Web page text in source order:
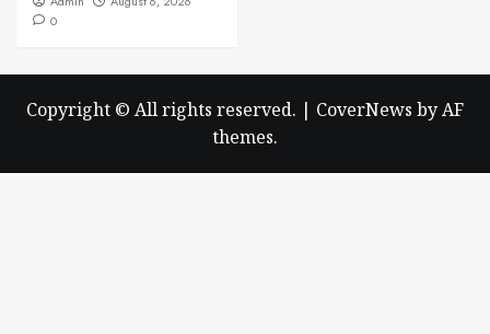
0
Copyright © All rights reserved. | CoverNews by AF
themes.